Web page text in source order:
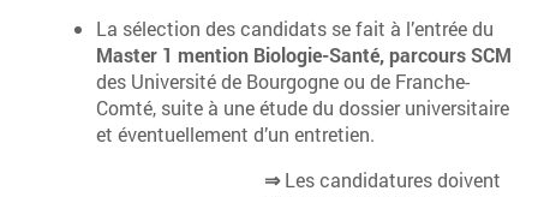
La sélection des candidats se fait à l’entrée du
Master 1 mention Biologie-Santé, parcours SCM
des Université de Bourgogne ou de Franche-
Comté, suite à une étude du dossier universitaire
et éventuellement d’un entretien.
⇒Les candidatures doivent